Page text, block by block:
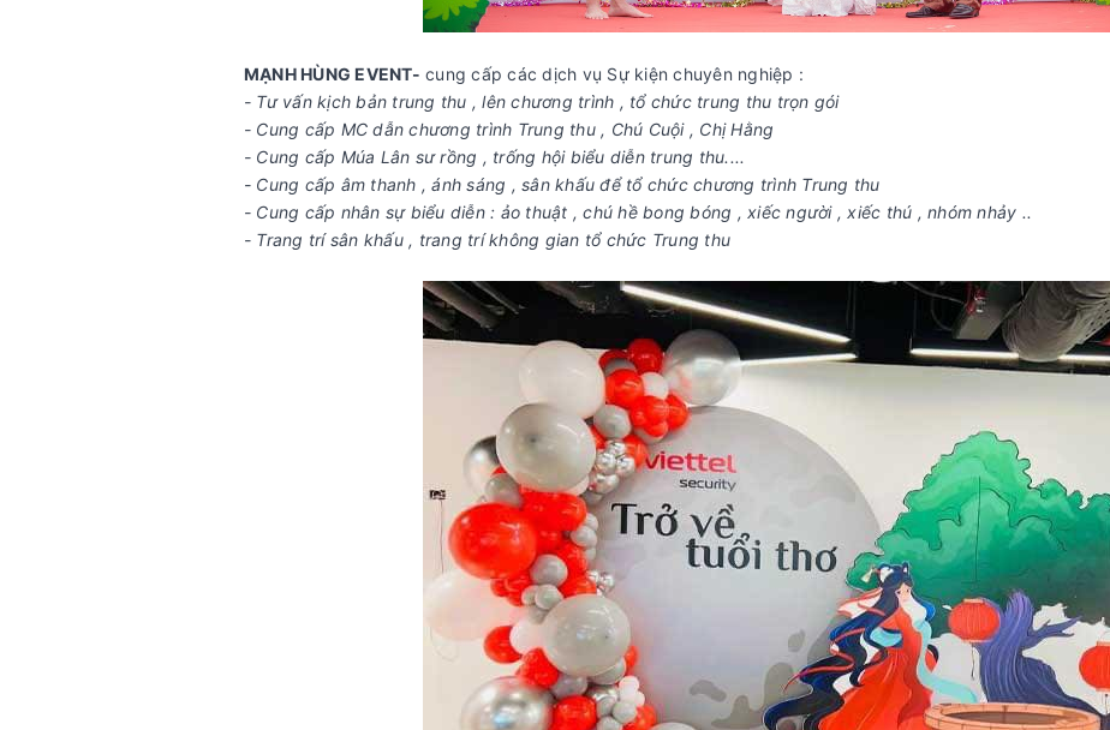
MẠNH HÙNG EVENT- cung cấp các dịch vụ Sự kiện chuyên nghiệp :
- Tư vấn kịch bản trung thu , lên chương trình , tổ chức trung thu trọn gói
- Cung cấp MC dẫn chương trình Trung thu , Chú Cuội , Chị Hằng
- Cung cấp Múa Lân sư rồng , trống hội biểu diễn trung thu....
- Cung cấp âm thanh , ánh sáng , sân khấu để tổ chức chương trình Trung thu
- Cung cấp nhân sự biểu diễn : ảo thuật , chú hề bong bóng , xiếc người , xiếc thú , nhóm nhảy ..
- Trang trí sân khấu , trang trí không gian tổ chức Trung thu